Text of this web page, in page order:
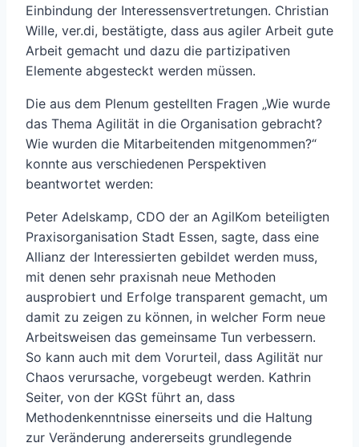
Einbindung der Interessensvertretungen. Christian
Wille, ver.di, bestätigte, dass aus agiler Arbeit gute
Arbeit gemacht und dazu die partizipativen
Elemente abgesteckt werden müssen.
Die aus dem Plenum gestellten Fragen „Wie wurde
das Thema Agilität in die Organisation gebracht?
Wie wurden die Mitarbeitenden mitgenommen?“
konnte aus verschiedenen Perspektiven
beantwortet werden:
Peter Adelskamp, CDO der an AgilKom beteiligten
Praxisorganisation Stadt Essen, sagte, dass eine
Allianz der Interessierten gebildet werden muss,
mit denen sehr praxisnah neue Methoden
ausprobiert und Erfolge transparent gemacht, um
damit zu zeigen zu können, in welcher Form neue
Arbeitsweisen das gemeinsame Tun verbessern.
So kann auch mit dem Vorurteil, dass Agilität nur
Chaos verursache, vorgebeugt werden. Kathrin
Seiter, von der KGSt führt an, dass
Methodenkenntnisse einerseits und die Haltung
zur Veränderung andererseits grundlegende